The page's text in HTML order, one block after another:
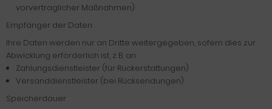
vorvertraglicher Maßnahmen)
Empfänger der Daten
Ihre Daten werden nur an Dritte weitergegeben, sofern dies zur
Abwicklung erforderlich ist, z. B. an:
Zahlungsdienstleister (für Rückerstattungen)
Versanddienstleister (bei Rücksendungen)
Speicherdauer